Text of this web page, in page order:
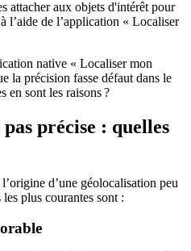
attacher aux objets d'intérêt pour
l’aide de l’application « Localiser
native « Localiser mon
la précision fasse défaut dans le
en sont les raisons ?
précise : quelles
d’une géolocalisation peu
plus courantes sont :